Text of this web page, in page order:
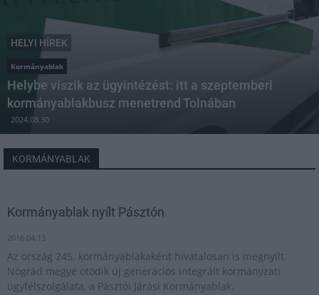
HELYI HÍREK
Kormányablak
Helybe viszik az ügyintézést: itt a szeptemberi
kormányablakbusz menetrend Tolnában
2024.08.30
KORMÁNYABLAK
Kormányablak nyílt Pásztón
2016.04.13
Az ország 245. kormányablakaként hivatalosan is megnyílt
Nógrád megye ötödik új generációs integrált kormányzati
ügyfélszolgálata, a Pásztói Járási Kormányablak.